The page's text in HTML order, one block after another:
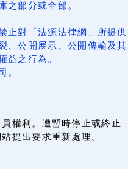
之部分或全部。
止對「法源法律網」所提供
、公開展示、公開傳輸及其
益之行為。
。
權利。遭暫時停止或終止
提出要求重新處理。